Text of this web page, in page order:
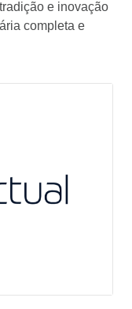
e inovação
completa e